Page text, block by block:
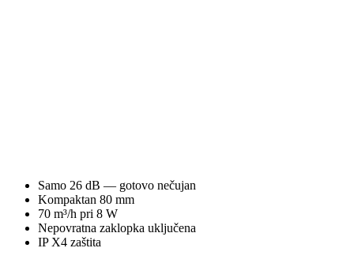
Samo 26 dB — gotovo nečujan
Kompaktan 80 mm
70 m³/h pri 8 W
Nepovratna zaklopka uključena
IP X4 zaštita